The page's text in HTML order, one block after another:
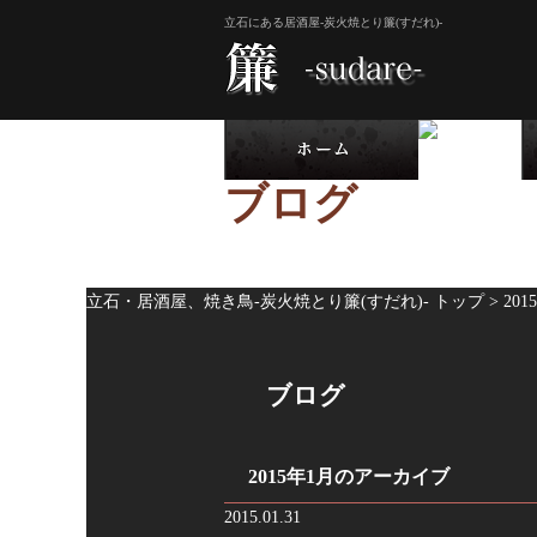
立石にある居酒屋-炭火焼とり簾(すだれ)-
ブログ
立石・居酒屋、焼き鳥-炭火焼とり簾(すだれ)- トップ > 2015
ブログ
2015年1月のアーカイブ
2015.01.31